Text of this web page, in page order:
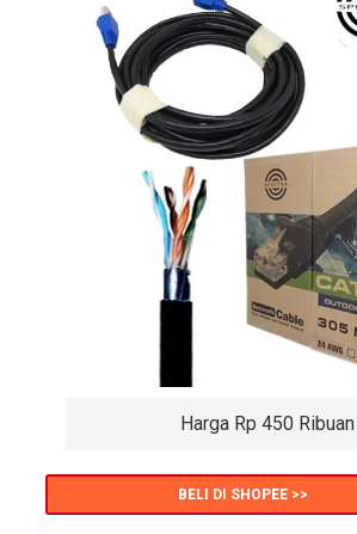
Harga Rp 450 Ribuan
BELI DI SHOPEE >>